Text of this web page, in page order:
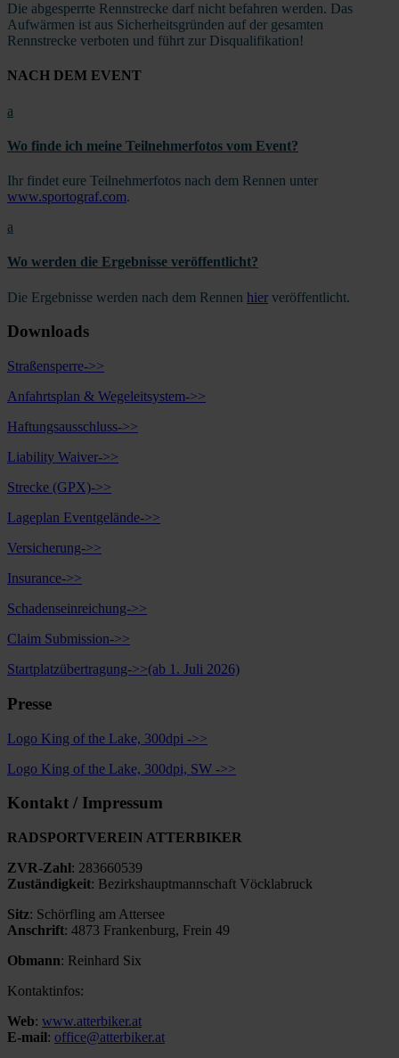
Die abgesperrte Rennstrecke darf nicht befahren werden. Das
Aufwärmen ist aus Sicherheitsgründen auf der gesamten
Rennstrecke verboten und führt zur Disqualifikation!
NACH DEM EVENT
a
Wo finde ich meine Teilnehmerfotos vom Event?
Ihr findet eure Teilnehmerfotos nach dem Rennen unter
www.sportograf.com.
a
Wo werden die Ergebnisse veröffentlicht?
Die Ergebnisse werden nach dem Rennen hier veröffentlicht.
Downloads
Straßensperre->>
Anfahrtsplan & Wegeleitsystem->>
Haftungsausschluss->>
Liability Waiver->>
Strecke (GPX)->>
Lageplan Eventgelände->>
Versicherung->>
Insurance->>
Schadenseinreichung->>
Claim Submission->>
Startplatzübertragung->>(ab 1. Juli 2026)
Presse
Logo King of the Lake, 300dpi ->>
Logo King of the Lake, 300dpi, SW ->>
Kontakt / Impressum
RADSPORTVEREIN ATTERBIKER
ZVR-Zahl: 283660539
Zuständigkeit: Bezirkshauptmannschaft Vöcklabruck
Sitz: Schörfling am Attersee
Anschrift: 4873 Frankenburg, Frein 49
Obmann: Reinhard Six
Kontaktinfos:
Web: www.atterbiker.at
E-mail: office@atterbiker.at